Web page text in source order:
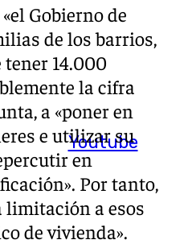
Youtube
Gobierno de
de los barrios,
tener 14.000
la cifra
a «poner en
e utilizar su
en
Por tanto,
limitación a esos
de vivienda».